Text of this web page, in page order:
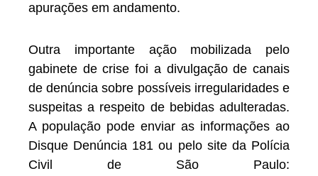
apurações em andamento.
Outra importante ação mobilizada pelo
gabinete de crise foi a divulgação de canais
de denúncia sobre possíveis irregularidades e
suspeitas a respeito de bebidas adulteradas.
A população pode enviar as informações ao
Disque Denúncia 181 ou pelo site da Polícia
Civil de São Paulo: